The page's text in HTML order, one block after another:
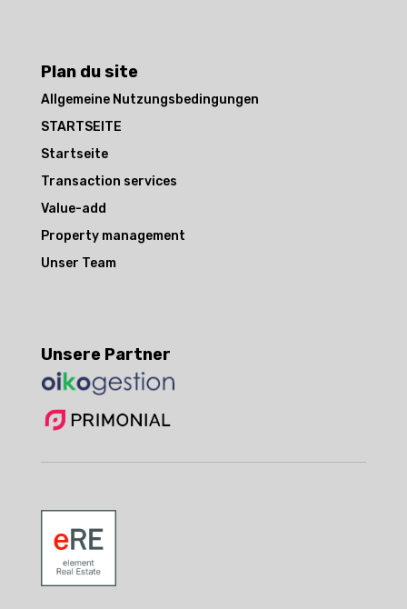
Plan du site
Allgemeine Nutzungsbedingungen
STARTSEITE
Startseite
Transaction services
Value-add
Property management
Unser Team
Unsere Partner